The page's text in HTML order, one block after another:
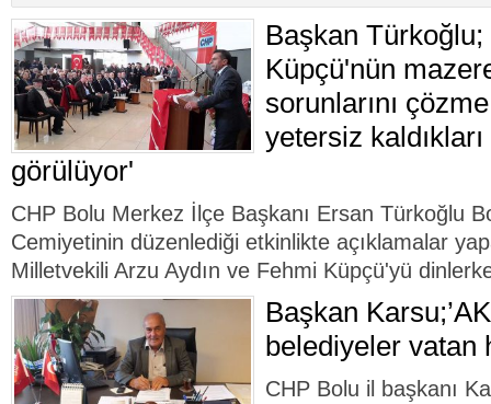
Başkan Türkoğlu;
Küpçü'nün
sorunlarını
yetersiz
görülüyor'
CHP Bolu Merkez İlçe Başkanı Ersan Türkoğlu
Cemiyetinin düzenlediği etkinlikte açıklamalar
Milletvekili Arzu Aydın ve Fehmi Küpçü'yü
Başkan
belediyeler vatan
CHP Bolu il başkanı